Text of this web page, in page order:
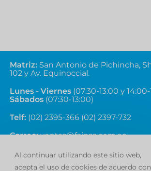
Matriz: San Antonio de Pichincha,
102 y Av. Equinoccial.
Lunes - Viernes (07:30-13:00 y
Sábados (07:30-13:00)
Telf: (02) 2395-366 (02) 2397-732
Correo:ventas@fainsa.com.ec
Al continuar utilizando este sitio web,
acepta el uso de cookies de acuerdo con